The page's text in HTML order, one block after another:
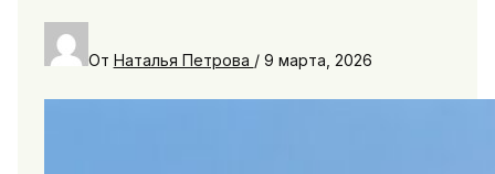
От Наталья Петрова / 9 марта, 2026